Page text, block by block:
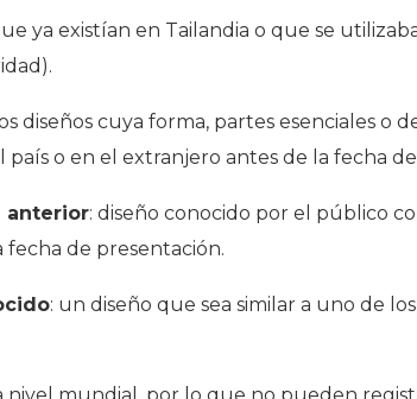
ya existían en Tailandia o que se
diseños cuya forma, partes esenciales o
o en el extranjero antes de la fecha
anterior: diseño conocido por el público
de presentación.
: un diseño que sea similar a uno de